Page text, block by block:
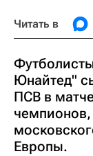
Читать в
Юнайтед"
ПСВ в
Европы.